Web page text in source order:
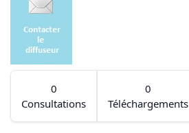
0
Consultations
0
Téléchargements